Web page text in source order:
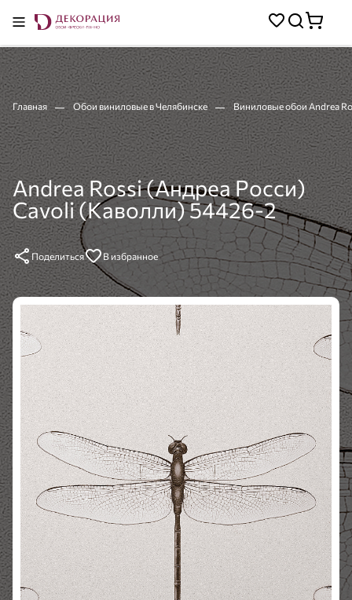
Главная Обои виниловые в Челябинске Виниловые обои Andrea
Andrea Rossi (Андреа Росси)
Cavoli (Каволли) 54426-2
Поделиться В избранное